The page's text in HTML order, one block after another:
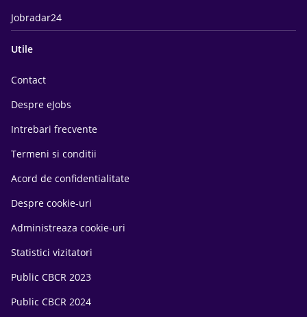
Jobradar24
Utile
Contact
Despre eJobs
Intrebari frecvente
Termeni si conditii
Acord de confidentialitate
Despre cookie-uri
Administreaza cookie-uri
Statistici vizitatori
Public CBCR 2023
Public CBCR 2024